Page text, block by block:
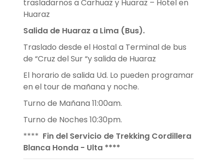
trasladarnos a Carhuaz y Huaraz – Hotel en
Huaraz
Salida de Huaraz a Lima (Bus).
Traslado desde el Hostal a Terminal de bus
de “Cruz del Sur “y salida de Huaraz
El horario de salida Ud. Lo pueden programar
en el tour de mañana y noche.
Turno de Mañana 11:00am.
Turno de Noches 10:30pm.
**** Fin del Servicio de Trekking Cordillera
Blanca Honda - Ulta ****